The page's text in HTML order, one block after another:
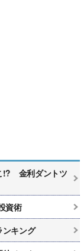
!? 金利ダントツ
資術
ンキング